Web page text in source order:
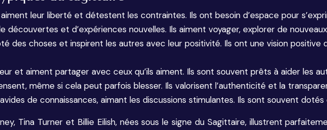
leur liberté et détestent les contraintes. Ils ont besoin d’espace pour
découvertes et d’expériences nouvelles. Ils aiment voyager, explorer de
des choses et inspirent les autres avec leur positivité. Ils ont une vision positive
et aiment partager avec ceux qu’ils aiment. Ils sont souvent prêts à aider les
même si cela peut parfois blesser. Ils valorisent l’authenticité et la
de connaissances, aimant les discussions stimulantes. Ils sont souvent dotés
Tina Turner et Billie Eilish, nées sous le signe du Sagittaire, illustrent